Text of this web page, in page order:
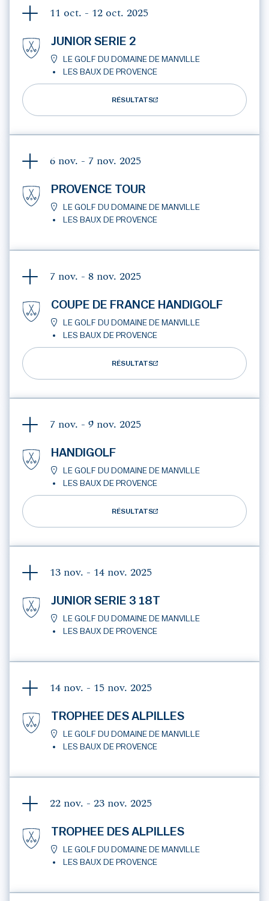
11 oct. - 12 oct. 2025
JUNIOR SERIE 2
LE GOLF DU DOMAINE DE MANVILLE
LES BAUX DE PROVENCE
RÉSULTATS
6 nov. - 7 nov. 2025
PROVENCE TOUR
LE GOLF DU DOMAINE DE MANVILLE
LES BAUX DE PROVENCE
7 nov. - 8 nov. 2025
COUPE DE FRANCE HANDIGOLF
LE GOLF DU DOMAINE DE MANVILLE
LES BAUX DE PROVENCE
RÉSULTATS
7 nov. - 9 nov. 2025
HANDIGOLF
LE GOLF DU DOMAINE DE MANVILLE
LES BAUX DE PROVENCE
RÉSULTATS
13 nov. - 14 nov. 2025
JUNIOR SERIE 3 18T
LE GOLF DU DOMAINE DE MANVILLE
LES BAUX DE PROVENCE
14 nov. - 15 nov. 2025
TROPHEE DES ALPILLES
LE GOLF DU DOMAINE DE MANVILLE
LES BAUX DE PROVENCE
22 nov. - 23 nov. 2025
TROPHEE DES ALPILLES
LE GOLF DU DOMAINE DE MANVILLE
LES BAUX DE PROVENCE